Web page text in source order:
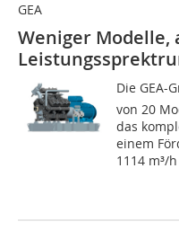
GEA
Weniger Modelle,
Die
von 20
das
einem
1114 m³/